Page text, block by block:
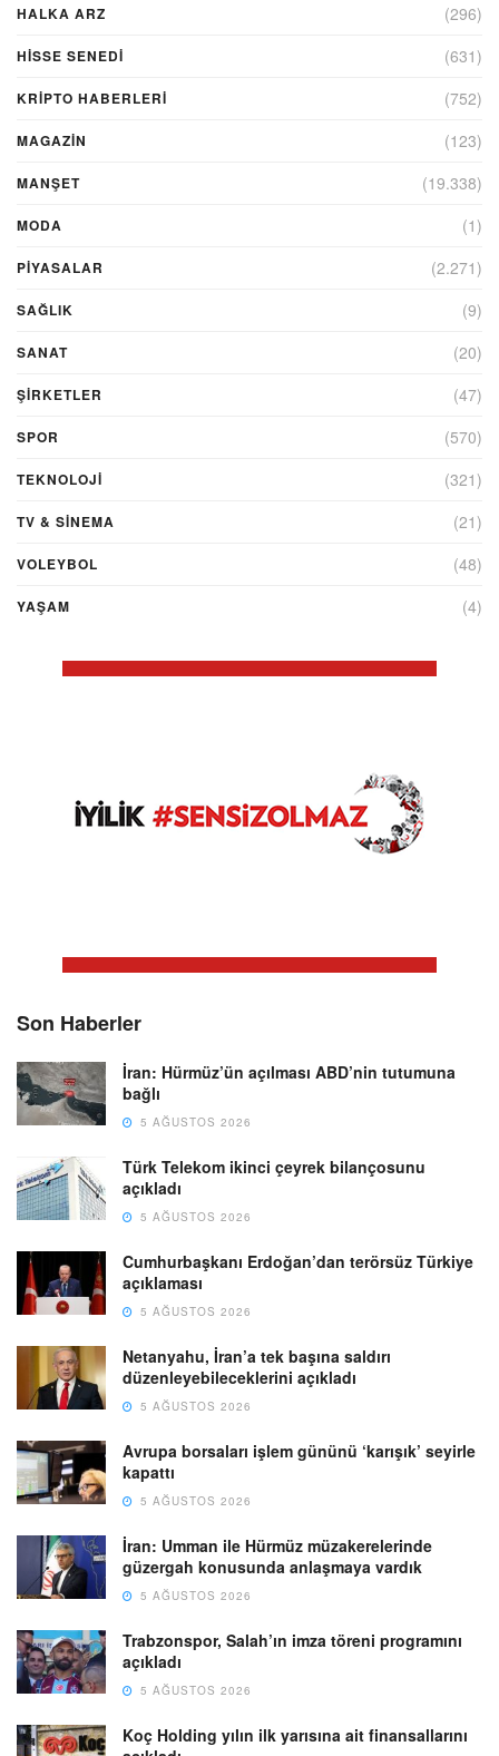
HALKA ARZ (296)
HİSSE SENEDİ (631)
KRIPTO HABERLERI (752)
MAGAZİN (123)
MANŞET (19.338)
MODA (1)
PİYASALAR (2.271)
SAĞLIK (9)
SANAT (20)
ŞIRKETLER (47)
SPOR (570)
TEKNOLOJİ (321)
TV & SINEMA (21)
VOLEYBOL (48)
YAŞAM (4)
Son Haberler
İran: Hürmüz’ün açılması ABD’nin tutumuna
bağlı
5 AĞUSTOS 2026
Türk Telekom ikinci çeyrek bilançosunu
açıkladı
5 AĞUSTOS 2026
Cumhurbaşkanı Erdoğan’dan terörsüz Türkiye
açıklaması
5 AĞUSTOS 2026
Netanyahu, İran’a tek başına saldırı
düzenleyebileceklerini açıkladı
5 AĞUSTOS 2026
Avrupa borsaları işlem gününü ‘karışık’ seyirle
kapattı
5 AĞUSTOS 2026
İran: Umman ile Hürmüz müzakerelerinde
güzergah konusunda anlaşmaya vardık
5 AĞUSTOS 2026
Trabzonspor, Salah’ın imza töreni programını
açıkladı
5 AĞUSTOS 2026
Koç Holding yılın ilk yarısına ait finansallarını